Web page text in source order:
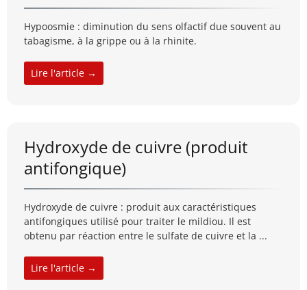
Hypoosmie : diminution du sens olfactif due souvent au
tabagisme, à la grippe ou à la rhinite.
Lire l'article →
Hydroxyde de cuivre (produit
antifongique)
Hydroxyde de cuivre : produit aux caractéristiques
antifongiques utilisé pour traiter le mildiou. Il est
obtenu par réaction entre le sulfate de cuivre et la ...
Lire l'article →